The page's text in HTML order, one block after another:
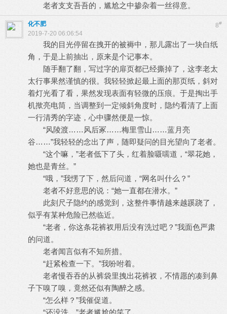
老者支支吾吾的，尴尬之中掺杂着一丝得意。
8#
化不肥
2019-7-20 06:06:54
我的目光停留在拽开的被褥中，那儿露出了一块白纸
角，于是上前抽出，原来是个记事本。
随手翻了翻，写过字的扉页都已经撕掉了，这李老太
太行事果然谨慎的很。我轻轻掀起最上面的那页纸，斜对
着灯光看了看，果然发现表面有轻微的压痕。于是掏出手
机揿亮电筒，当调整到一定倾斜角度时，隐约看清了上面
一行清秀的字迹，心中骤然便是一惊。
“风陵渡……风后冢……梅里雪山……蓝月亮
谷……”我轻轻的念出了声，随即疑问的目光望向了老者。
“这个嘛，”老者低下了头，红着脸嗫嚅道，“翠花她，
她也是青丝。”
“哦，”我愣了下，然后问道，“网名叫什么？”
老者不好意思的说：“她一直都在潜水。”
此刻尺子隐约的感觉到，这整件事情越来越蹊跷了，
似乎有某种危险已然临近。
“老者，你这条花裤衩用后没有洗过吧？”我面色严肃
的问道。
老者闻言似有不知所措。
“赶紧检查一下。”我吩咐着。
老者慢吞吞的从裤袋里拽出花裤衩，不情愿的凑到鼻
子下嗅了嗅，竟然还似有陶醉之感。
“怎么样？”我催促道。
“还没洗。”老者尴尬的笑了。